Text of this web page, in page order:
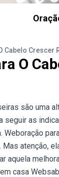
Cabelo Crescer
O
são uma
seguir as
Weboração
Mas atenção,
aquela
casa